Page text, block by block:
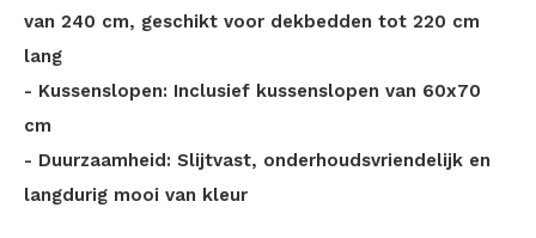
van 240 cm, geschikt voor dekbedden tot 220 cm
lang
- Kussenslopen: Inclusief kussenslopen van 60x70
cm
- Duurzaamheid: Slijtvast, onderhoudsvriendelijk en
langdurig mooi van kleur